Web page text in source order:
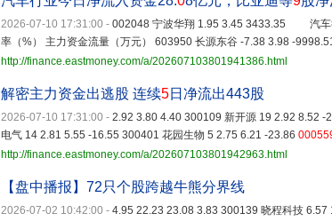
2026-07-10 17:31:00 - 002048 宁波华翔 1.95 3.45 3433.35 汽车
率（%） 主力资金流量（万元） 603950 长源东谷 -7.38 3.98 -
http://finance.eastmoney.com/a/202607103801941386.html
解密主力资金出逃股 连续5日净流出443股
2026-07-10 17:31:00 - 2.92 3.80 4.40 300109 新开源 19 2.92 8.52
电气 14 2.81 5.55 -16.55 300401 花园生物 5 2.75 6.21 -23.86
http://finance.eastmoney.com/a/202607103801942963.html
【盘中播报】72只个股跨越牛熊分界线
2026-07-02 10:42:00 - 4.95 22.23 23.08 3.83 300139 晓程科技